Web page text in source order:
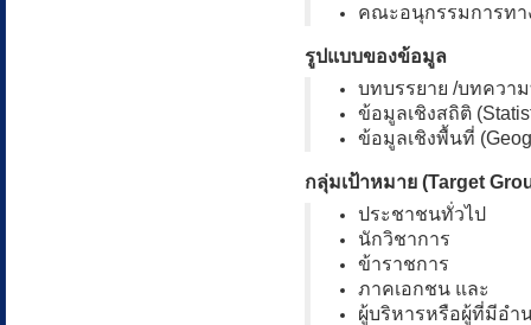
คณะอนุกรรมการทา
รูปแบบของข้อมูล
บทบรรยาย /บทความ
ข้อมูลเชิงสถิติ
ข้อมูลเชิงพื้นที่
กลุ่มเป้าหมาย (Target
ประชาชนทั่วไป
นักวิชาการ
ข้าราชการ
ภาคเอกชน และ
ผู้บริหารหรือผู้ที่มีอำ